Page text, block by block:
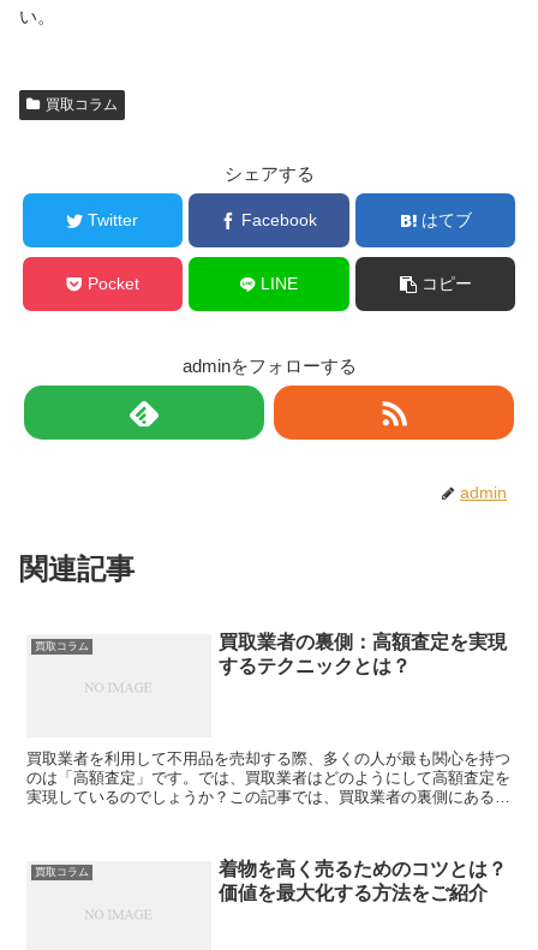
い。
買取コラム
シェアする
Twitter Facebook はてブ
Pocket LINE コピー
adminをフォローする
admin
関連記事
買取コラム
買取業者の裏側：高額査定を実現
するテクニックとは？
買取業者を利用して不用品を売却する際、多くの人が最も関心を持つ
のは「高額査定」です。では、買取業者はどのようにして高額査定を
実現しているのでしょうか？この記事では、買取業者の裏側にある高
買取コラム
着物を高く売るためのコツとは？
価値を最大化する方法をご紹介